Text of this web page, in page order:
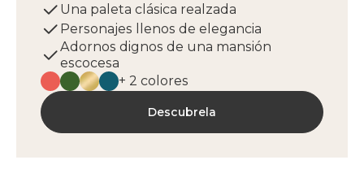
Una paleta clásica realzada
Personajes llenos de elegancia
Adornos dignos de una mansión
escocesa
+ 2 colores
Descubrela